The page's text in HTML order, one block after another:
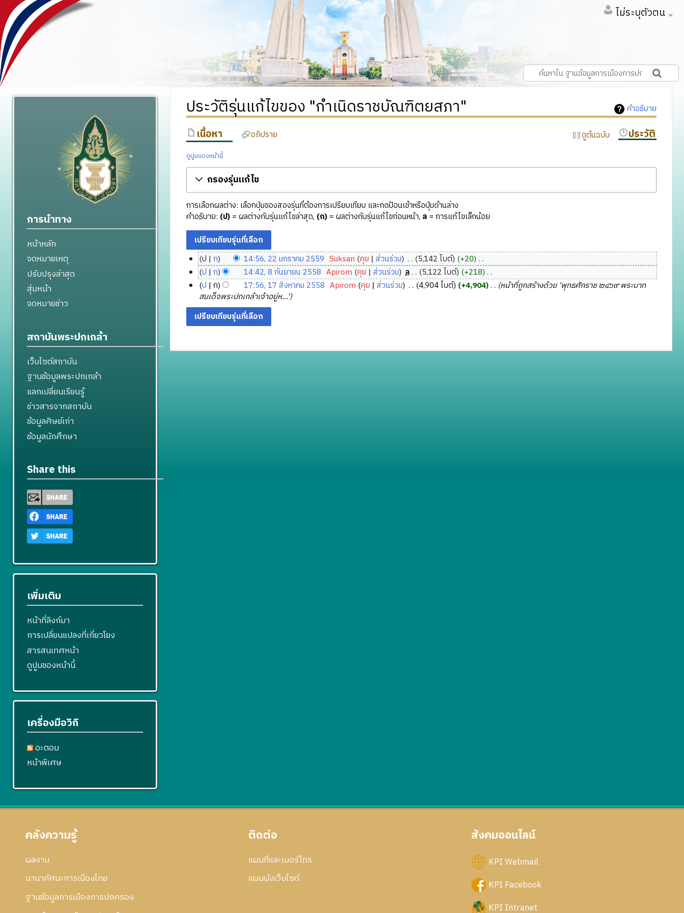
ไม่ระบุตัวตน
คำอธิบาย
ประวัติรุ่นแก้ไขของ "กำเนิดราชบัณฑิตยสภา"
เนื้อหา อภิปราย ดูต้นฉบับ ประวัติ
ดูปูมของหน้านี้
กรองรุ่นแก้ไข
การเลือกผลต่าง: เลือกปุ่มของสองรุ่นที่ต้องการเปรียบเทียบ และกดป้อนเข้าหรือปุ่มด้านล่าง
คำอธิบาย: (ป)= ผลต่างกับรุ่นแก้ไขล่าสุด, (ก)= ผลต่างกับรุ่นแก้ไขก่อนหน้า, ล= การแก้ไขเล็กน้อย
2
2
ก
า
ม
ป ก 14:56, 22 มกราคม 2559 Suksan คุย ส่วนร่วม ‎ 5,142 ไบต์ +20 ‎
ไ
ม่
มี
ค
ว
า
ย่
8
น
า
น
ป ก 14:42, 8 กันยายน 2558 Apirom คุย ส่วนร่วม ‎ล 5,122 ไบต์ +218 ‎
ไ
ม่
มี
ค
ว
ม
7
สิ
า
ป ก 17:56, 17 สิงหาคม 2558 Apirom คุย ส่วนร่วม ‎ 4,904 ไบต์ +4,904 ‎
หน้าที่ถูกสร้างด้วย 'พุทธศักราช ๒๔๖๙ พระบาท
สมเด็จพระปกเกล้าเจ้าอยู่ห...'
การนำทาง
หน้าหลัก
จดหมายเหตุ
ปรับปรุงล่าสุด
สุ่มหน้า
จดหมายข่าว
สถาบันพระปกเกล้า
เว็บไซต์สถาบัน
ฐานข้อมูลพระปกเกล้า
แลกเปลี่ยนเรียนรู้
ข่าวสารจากสถาบัน
ข้อมูลศิษย์เก่า
ข้อมูลนักศึกษา
Share this
เพิ่มเติม
หน้าที่ลิงก์มา
การเปลี่ยนแปลงที่เกี่ยวโยง
สารสนเทศหน้า
ดูปูมของหน้านี้
เครื่องมือวิกิ
อะตอม
หน้าพิเศษ
คลังความรู้
ผลงาน
นานาทัศนะการเมืองไทย
ฐานข้อมูลการเมืองการปกครอง
ติดต่อ
แผนที่และเบอร์โทร
แผนผังเว็บไซด์
สังคมออนไลน์
KPI Webmail
KPI Facebook
KPI Intranet